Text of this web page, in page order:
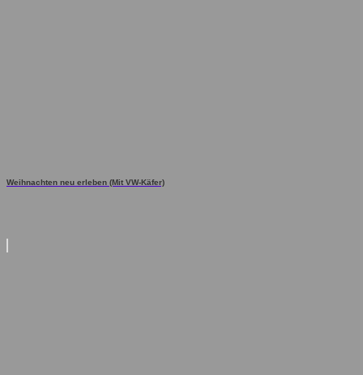
Weihnachten neu erleben (Mit VW-Käfer)